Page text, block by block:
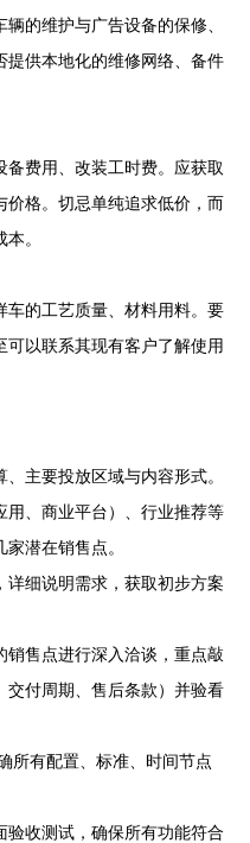
的维护与广告设备的保修、
提供本地化的维修网络、备件
费用、改装工时费。应获取
价格。切忌单纯追求低价，而
。
车的工艺质量、材料用料。要
以联系其现有客户了解使用
主要投放区域与内容形式。
用、商业平台）、行业推荐等
潜在销售点。
详细说明需求，获取初步方案
销售点进行深入洽谈，重点敲
交付周期、售后条款）并验看
所有配置、标准、时间节点
验收测试，确保所有功能符合